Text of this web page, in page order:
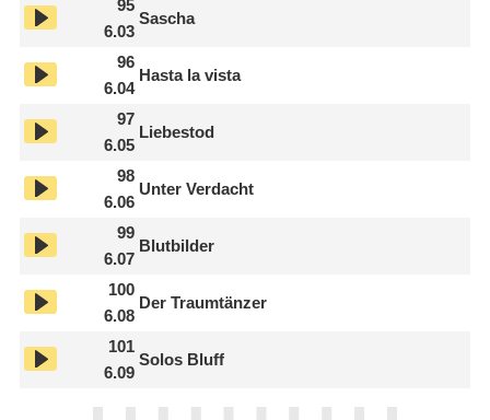
95
6.03
Sascha
96
6.04
Hasta la vista
97
6.05
Liebestod
98
6.06
Unter Verdacht
99
6.07
Blutbilder
100
6.08
Der Traumtänzer
101
6.09
Solos Bluff